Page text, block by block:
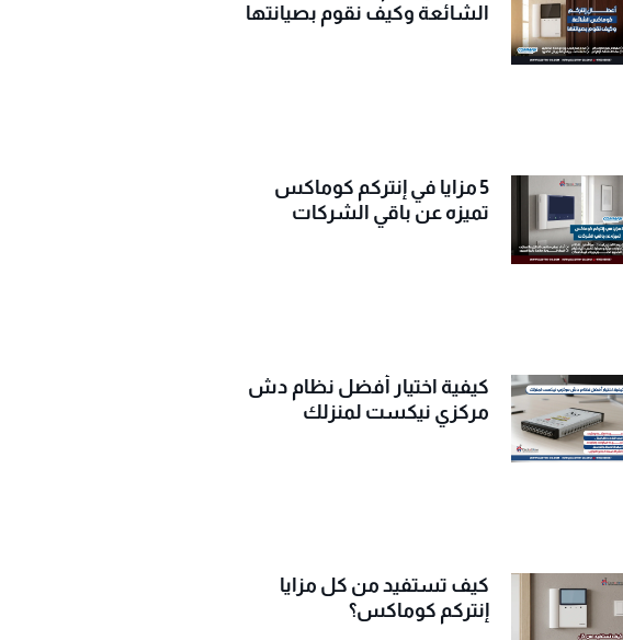
الشائعة وكيف نقوم بصيانتها
5 مزايا في إنتركم كوماكس
تميزه عن باقي الشركات
كيفية اختيار أفضل نظام دش
مركزي نيكست لمنزلك
كيف تستفيد من كل مزايا
إنتركم كوماكس؟